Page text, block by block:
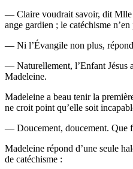
— Claire vou­drait savoir, dit Mlle
ange gar­dien ; le caté­chisme n’en
— Ni l’É­van­gile non plus,
— Natu­rel­le­ment, l’En­fant Jésus
Madeleine.
Made­leine a beau tenir la
ne croit point qu’elle soit
— Dou­ce­ment, dou­ce­ment. Que
Made­leine répond d’une seule
de catéchisme :